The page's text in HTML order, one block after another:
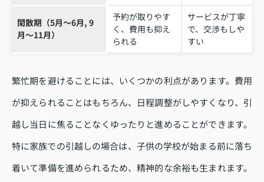
閑散期（5月〜6月, 9
月〜11月）
予約が取りやす
く、費用も抑え
られる
サービスが丁寧
で、交渉もしや
すい
繁忙期を避けることには、いくつかの利点があります。費用
が抑えられることはもちろん、日程調整がしやすくなり、引
越し当日に焦ることなくゆったりと進めることができます。
特に家族での引越しの場合は、子供の学校が始まる前に落ち
着いて準備を進められるため、精神的な余裕も生まれます。